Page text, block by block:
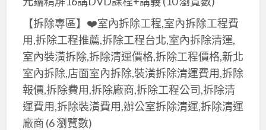
【拆除專區】❤️室內拆除工程,室內拆除工程費
用,拆除工程推薦,拆除工程台北,室內拆除清運,
室內裝潢拆除,拆除清運價格,拆除工程價格,新北
室內拆除,店面室內拆除,裝潢拆除清運費用,拆除
報價,拆除費用,拆除廠商,拆除工程公司,拆除清
運費用,拆除裝潢費用,辦公室拆除清運,拆除清運
廠商 (6 瀏覽數)